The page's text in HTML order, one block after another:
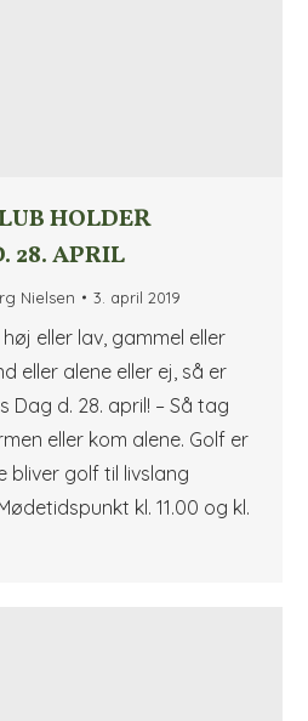
HOLDER
28. APRIL
Nielsen 3. april 2019
eller lav, gammel eller
eller alene eller ej, så er
Dag d. 28. april! – Så tag
eller kom alene. Golf er
bliver golf til livslang
kl. 11.00 og kl.